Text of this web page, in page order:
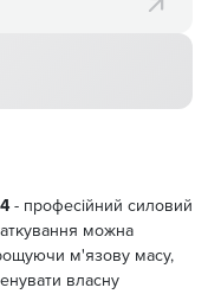
- професійний силовий
можна
м'язову масу,
власну